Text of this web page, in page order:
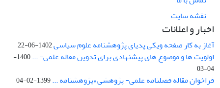
نقشه سایت
اخبار و اعلانات
آغاز به کار صفحه ویکی پدیای پژوهشنامه علوم سیاسی1402-06-22
اولویت ها و موضوع های پیشنهادی برای تدوین مقاله علمی- ...
1400-
04-03
فراخوان مقاله فصلنامه علمی- پژوهشی «پژوهشنامه ...1399-02-04